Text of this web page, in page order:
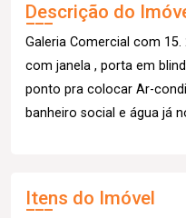
Descrição do
Galeria Comercial com 15.
com janela , porta em
ponto pra colocar Ar-
banheiro social e água já
Itens do Imóvel